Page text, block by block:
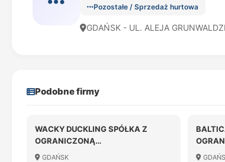
Pozostałe / Sprzedaż hurtowa
GDAŃSK - UL. ALEJA
Podobne firmy
WACKY DUCKLING SPÓŁKA Z
OGRANICZONĄ
ODPOWIEDZIALNOŚCIĄ
GDAŃSK